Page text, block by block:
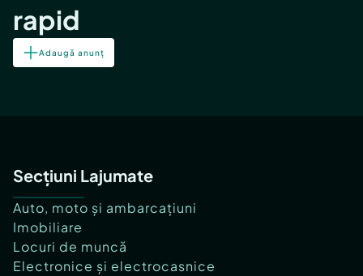
rapid
Adaugă anunț
Secțiuni Lajumate
Auto, moto și ambarcațiuni
Imobiliare
Locuri de muncă
Electronice și electrocasnice